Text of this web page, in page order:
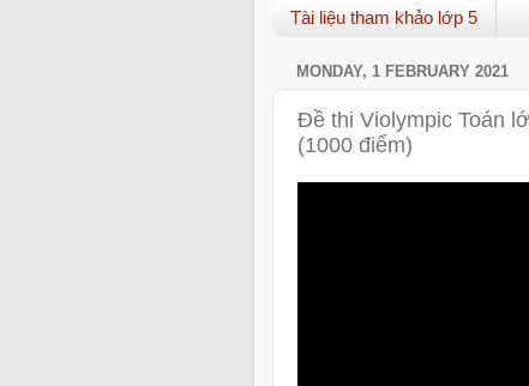
Tài liệu tham khảo lớp 5
MONDAY, 1 FEBRUARY 2021
Đề thi Violympic Toán
(1000 điểm)